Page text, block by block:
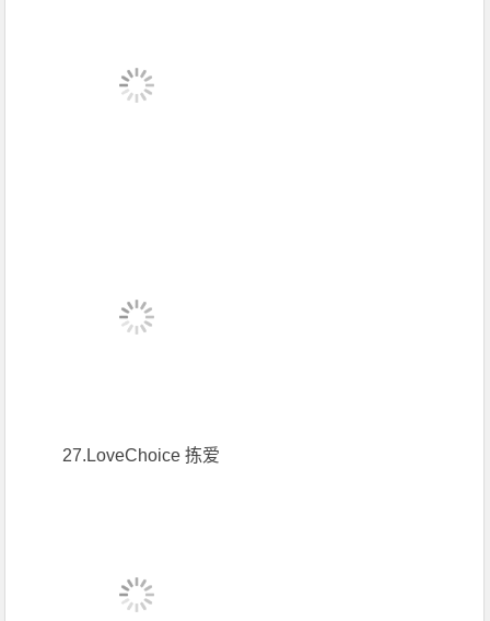
27.LoveChoice 拣爱